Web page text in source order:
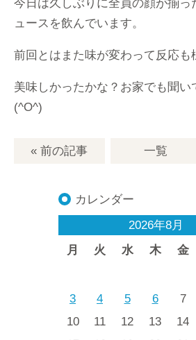
今日は久しぶりに全員の顔が揃っ
ュースを飲んでいます。
前回とはまた味が変わって反応も
美味しかったかな？お家でも聞い
(^O^)
« 前の記事 一覧
カレンダー
2026年8月
月
火 水 木 金
3
4 5 6 7
10
11 12 13 14